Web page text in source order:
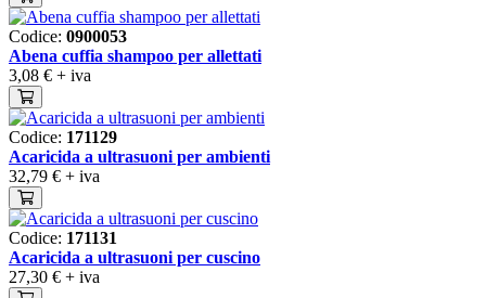
Codice: 0900053
Abena cuffia shampoo per allettati
3,08 € + iva
Codice: 171129
Acaricida a ultrasuoni per ambienti
32,79 € + iva
Codice: 171131
Acaricida a ultrasuoni per cuscino
27,30 € + iva